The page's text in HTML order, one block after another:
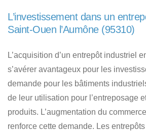
L’investissement dans un
Saint-Ouen l’Aumône (95310)
L’acquisition d’un entrepôt industriel
s’avérer avantageux pour les
demande pour les bâtiments
de leur utilisation pour l’entreposage
produits. L’augmentation du
renforce cette demande. Les